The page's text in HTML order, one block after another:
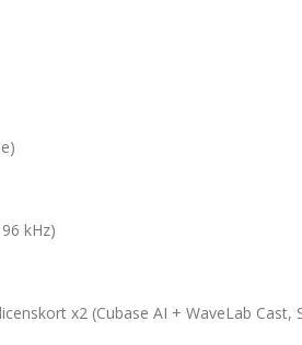
kHz)
x2 (Cubase AI + WaveLab